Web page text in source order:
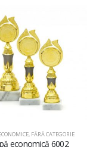
, FĂRĂ CATEGORIE
economică 6002